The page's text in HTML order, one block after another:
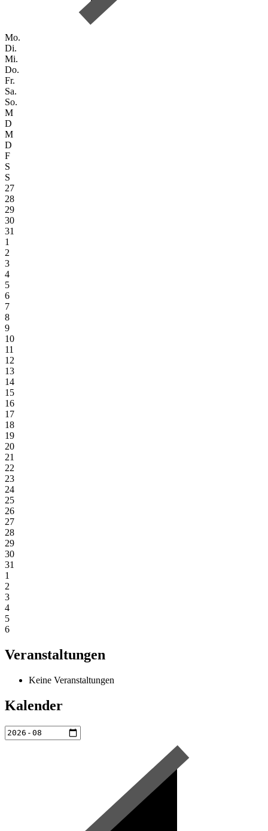
Mo.
Di.
Mi.
Do.
Fr.
Sa.
So.
M
D
M
D
F
S
S
27
28
29
30
31
1
2
3
4
5
6
7
8
9
10
11
12
13
14
15
16
17
18
19
20
21
22
23
24
25
26
27
28
29
30
31
1
2
3
4
5
6
Veranstaltungen
Keine Veranstaltungen
Kalender